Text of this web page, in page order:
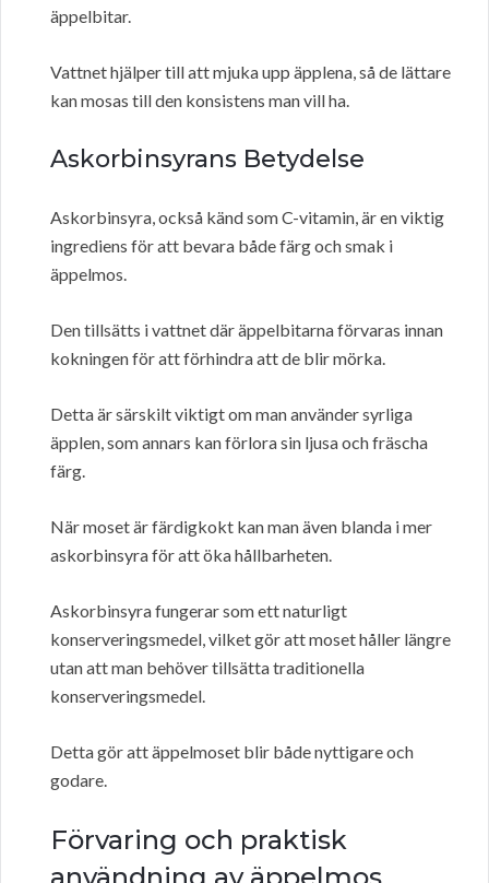
äppelbitar.
Vattnet hjälper till att mjuka upp äpplena, så de lättare
kan mosas till den konsistens man vill ha.
Askorbinsyrans Betydelse
Askorbinsyra, också känd som C-vitamin, är en viktig
ingrediens för att bevara både färg och smak i
äppelmos.
Den tillsätts i vattnet där äppelbitarna förvaras innan
kokningen för att förhindra att de blir mörka.
Detta är särskilt viktigt om man använder syrliga
äpplen, som annars kan förlora sin ljusa och fräscha
färg.
När moset är färdigkokt kan man även blanda i mer
askorbinsyra för att öka hållbarheten.
Askorbinsyra fungerar som ett naturligt
konserveringsmedel, vilket gör att moset håller längre
utan att man behöver tillsätta traditionella
konserveringsmedel.
Detta gör att äppelmoset blir både nyttigare och
godare.
Förvaring och praktisk